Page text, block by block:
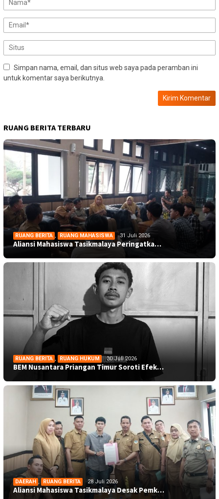
Simpan nama, email, dan situs web saya pada peramban ini
untuk komentar saya berikutnya.
RUANG BERITA TERBARU
RUANG BERITA , RUANG MAHASISWA 31 Juli 2026
Aliansi Mahasiswa Tasikmalaya Peringatka…
RUANG BERITA , RUANG HUKUM 30 Juli 2026
BEM Nusantara Priangan Timur Soroti Efek…
DAERAH , RUANG BERITA 28 Juli 2026
Aliansi Mahasiswa Tasikmalaya Desak Pemk…